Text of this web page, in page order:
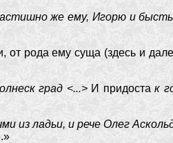
же ему, Игорю и
от рода ему суща (здесь и
град <...> И придостак
из ладьи, и рече Олег